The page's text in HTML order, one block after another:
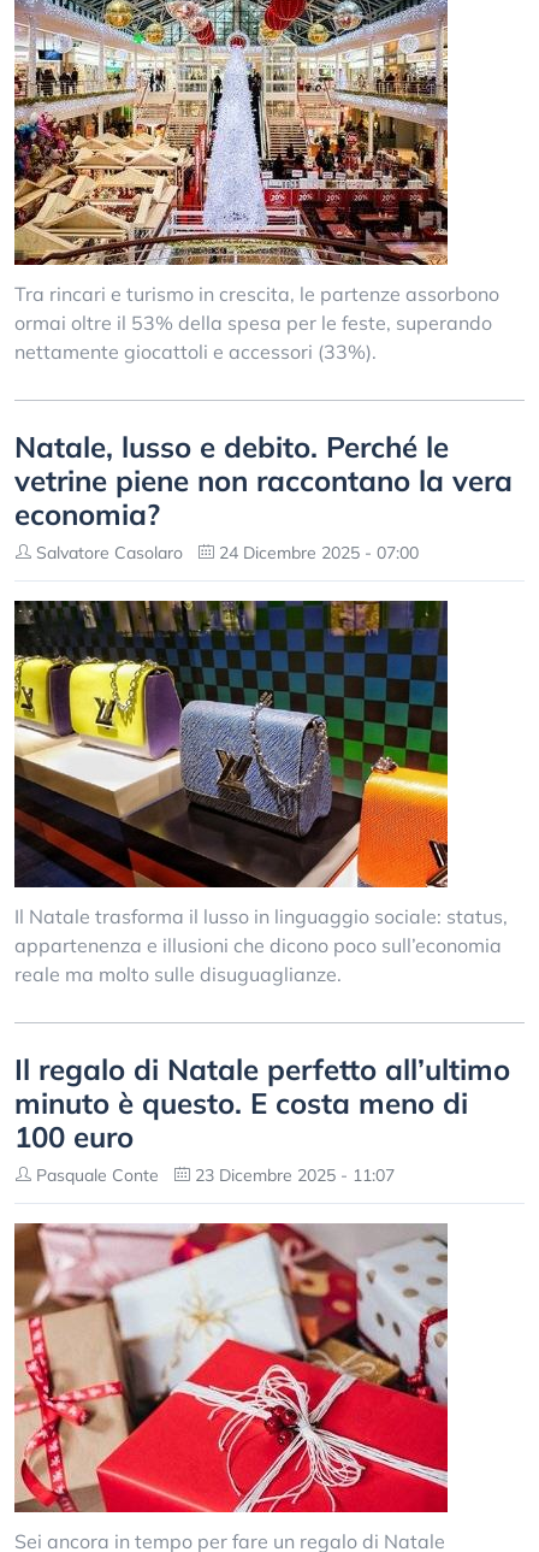
Tra rincari e turismo in crescita, le partenze assorbono
ormai oltre il 53% della spesa per le feste, superando
nettamente giocattoli e accessori (33%).
Natale, lusso e debito. Perché le
vetrine piene non raccontano la vera
economia?
Salvatore Casolaro 24 Dicembre 2025 - 07:00
Il Natale trasforma il lusso in linguaggio sociale: status,
appartenenza e illusioni che dicono poco sull’economia
reale ma molto sulle disuguaglianze.
Il regalo di Natale perfetto all’ultimo
minuto è questo. E costa meno di
100 euro
Pasquale Conte 23 Dicembre 2025 - 11:07
Sei ancora in tempo per fare un regalo di Natale